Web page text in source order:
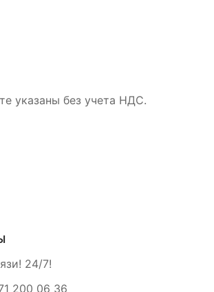
указаны без учета НДС.
24/7!
200 06 36